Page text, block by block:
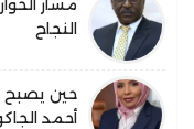
مسار
النجاح
حين يصبح
أحمد